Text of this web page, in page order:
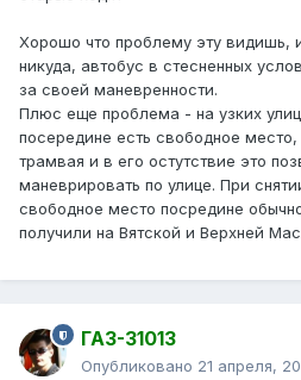
Хорошо что проблему эту видишь,
никуда, автобус в стесненных
за своей маневренности.
Плюс еще проблема - на узких
посередине есть свободное
трамвая и в его остутствие это
маневрировать по улице. При
свободное место посредине
получили на Вятской и Верхней
ГАЗ-31013
Опубликовано 21 апреля,